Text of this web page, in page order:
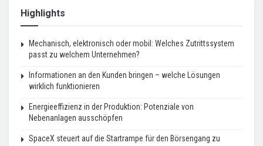
Highlights
Mechanisch, elektronisch oder mobil: Welches Zutrittssystem
passt zu welchem Unternehmen?
Informationen an den Kunden bringen – welche Lösungen
wirklich funktionieren
Energieeffizienz in der Produktion: Potenziale von
Nebenanlagen ausschöpfen
SpaceX steuert auf die Startrampe für den Börsengang zu